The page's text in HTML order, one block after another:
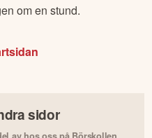
om en stund.
sidor